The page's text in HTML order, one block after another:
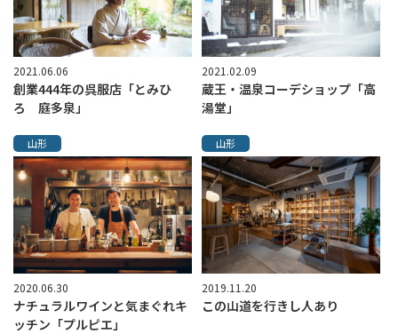
2021.06.06
創業444年の呉服店「とみひ
ろ 庭多泉」
2021.02.09
蔵王・温泉コーデショップ「高
湯堂」
山形
2020.06.30
ナチュラルワインと気まぐれキ
ッチン「プルピエ」
山形
2019.11.20
この山道を行きし人あり